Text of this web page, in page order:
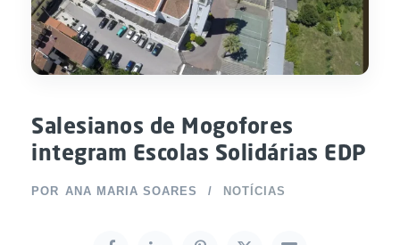
Salesianos de Mogofores
integram Escolas Solidárias EDP
POR ANA MARIA SOARES NOTÍCIAS